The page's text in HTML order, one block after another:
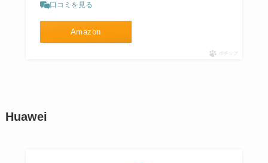
口コミを見る
Amazon
ポチップ
Huawei